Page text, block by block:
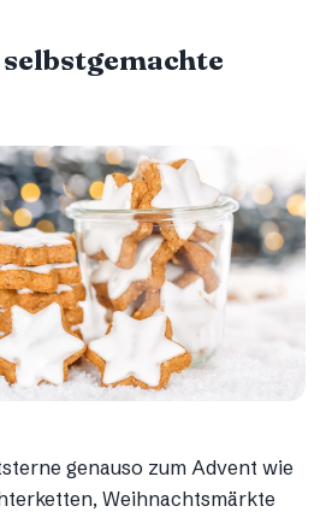
genauso zum Advent wie
Weihnachtsmärkte